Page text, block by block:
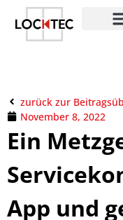
zurück zur
November 8, 2022
Ein
App und